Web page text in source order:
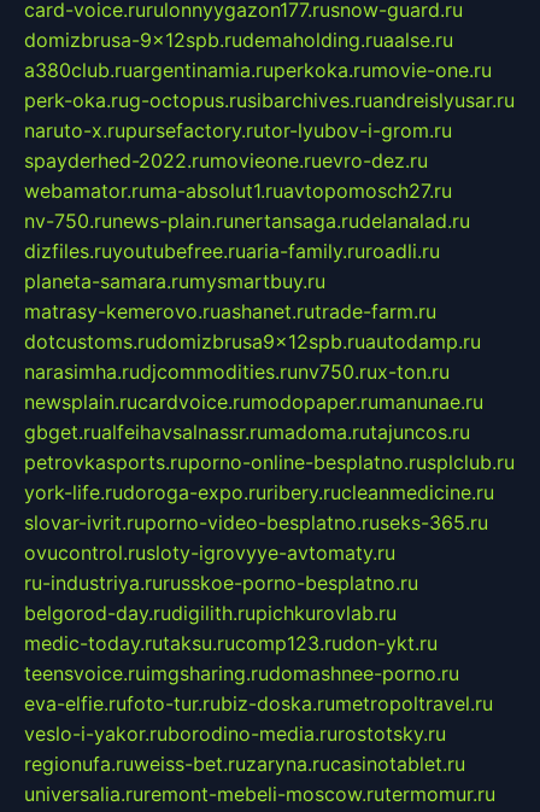
card-voice.rurulonnyygazon177.rusnow-guard.ru
domizbrusa-9x12spb.rudemaholding.ruaalse.ru
a380club.ruargentinamia.ruperkoka.rumovie-one.ru
perk-oka.rug-octopus.rusibarchives.ruandreislyusar.ru
naruto-x.rupursefactory.rutor-lyubov-i-grom.ru
spayderhed-2022.rumovieone.ruevro-dez.ru
webamator.ruma-absolut1.ruavtopomosch27.ru
nv-750.runews-plain.runertansaga.rudelanalad.ru
dizfiles.ruyoutubefree.ruaria-family.ruroadli.ru
planeta-samara.rumysmartbuy.ru
matrasy-kemerovo.ruashanet.rutrade-farm.ru
dotcustoms.rudomizbrusa9x12spb.ruautodamp.ru
narasimha.rudjcommodities.runv750.rux-ton.ru
newsplain.rucardvoice.rumodopaper.rumanunae.ru
gbget.rualfeihavsalnassr.rumadoma.rutajuncos.ru
petrovkasports.ruporno-online-besplatno.rusplclub.ru
york-life.rudoroga-expo.ruribery.rucleanmedicine.ru
slovar-ivrit.ruporno-video-besplatno.ruseks-365.ru
ovucontrol.rusloty-igrovyye-avtomaty.ru
ru-industriya.rurusskoe-porno-besplatno.ru
belgorod-day.rudigilith.rupichkurovlab.ru
medic-today.rutaksu.rucomp123.rudon-ykt.ru
teensvoice.ruimgsharing.rudomashnee-porno.ru
eva-elfie.rufoto-tur.rubiz-doska.rumetropoltravel.ru
veslo-i-yakor.ruborodino-media.rurostotsky.ru
regionufa.ruweiss-bet.ruzaryna.rucasinotablet.ru
universalia.ruremont-mebeli-moscow.rutermomur.ru